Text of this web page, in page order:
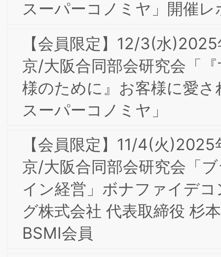
合同部会研究会「ダイレクトマーケティ
の融合 ～大手食品メーカー、大手アパ
ルの事例から」開催レポート
2/26(月)第8回ＢＳＭＩ東京/大阪合同専
門部会研究会＆第１回（通算第２回）知
的財産部会研究会
2/26(月)第13期（2023年度）第２回理
事会開催
２/９(金)第7回BSMI東京/大阪合同研究
＆第1回（通算第２回）インターナルブ
ランディング部会研究会
2024年 新年のご挨拶